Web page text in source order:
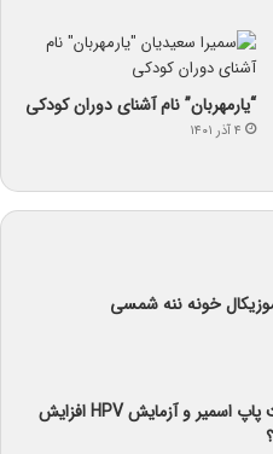
“یارمهربان” نام آشنای دوران کودکی
۴ آذر ۱۴۰۱
خونه ننه شمسی
چرا میزان تست پاپ اسمیر و آزمایش HPV افزایش